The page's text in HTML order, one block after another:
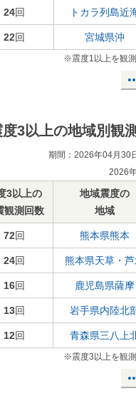
24回 トカラ列島近
22回 宮城県沖
※震度1以上を観
度3以上の地域別観
期間：2026年04月30
2026
3以上の
観測回数
地域震度の
地域
72回 熊本県熊本
24回 熊本県天草・
16回 鹿児島県薩摩
13回 岩手県内陸北
12回 青森県三八上
※震度3以上を観